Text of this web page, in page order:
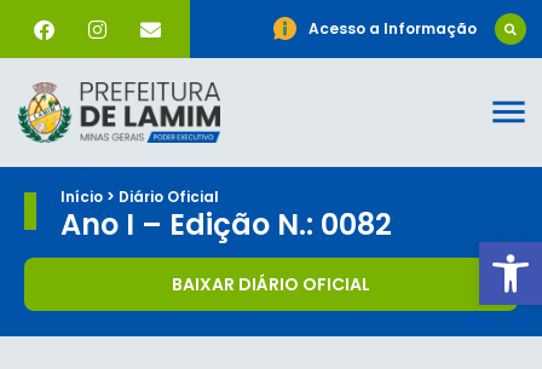
Acesso a Informação
Início > Diário Oficial
Ano I – Edição N.: 0082
BAIXAR DIÁRIO OFICIAL